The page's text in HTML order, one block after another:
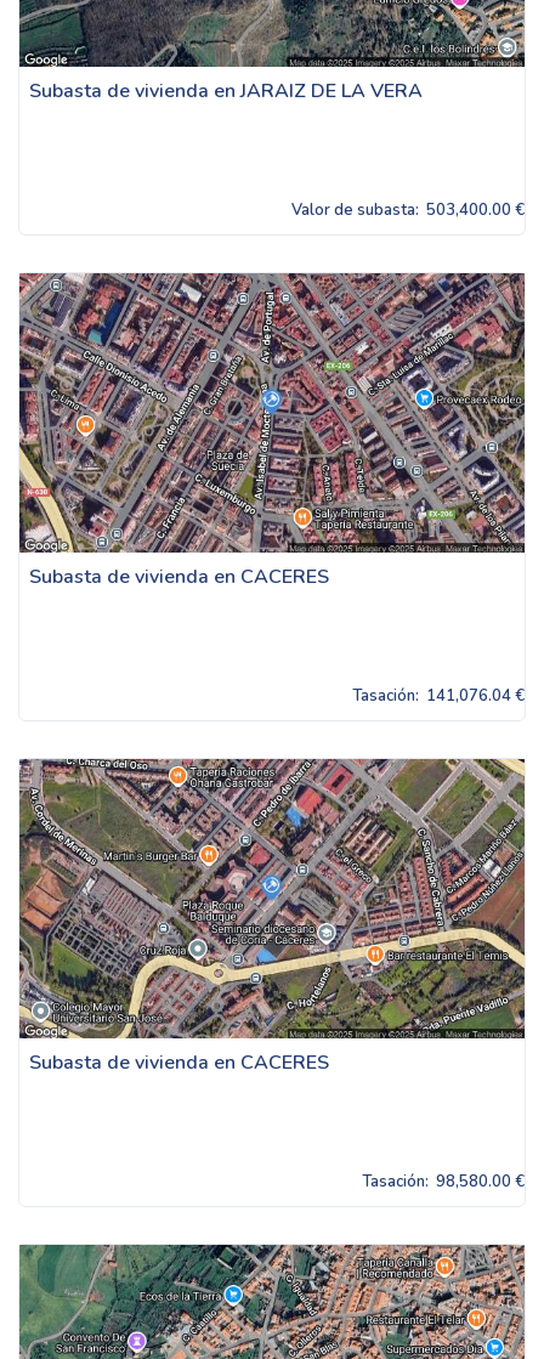
Subasta de vivienda en JARAIZ DE LA VERA
Valor de subasta: 503,400.00 €
Subasta de vivienda en CACERES
Tasación: 141,076.04 €
Subasta de vivienda en CACERES
Tasación: 98,580.00 €